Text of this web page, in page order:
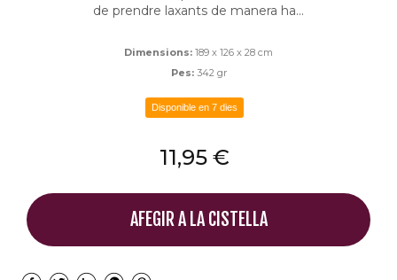
de prendre laxants de manera ha...
Dimensions: 189 x 126 x 28 cm
Pes: 342 gr
Disponible en 7 dies
11,95 €
AFEGIR A LA CISTELLA